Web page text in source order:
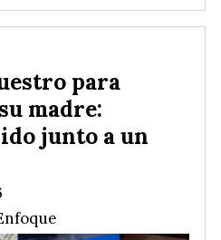
para
madre:
junto a un